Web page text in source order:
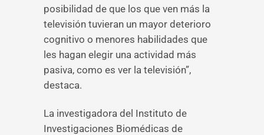
posibilidad de que los que ven más la
televisión tuvieran un mayor deterioro
cognitivo o menores habilidades que
les hagan elegir una actividad más
pasiva, como es ver la televisión”,
destaca.
La investigadora del Instituto de
Investigaciones Biomédicas de